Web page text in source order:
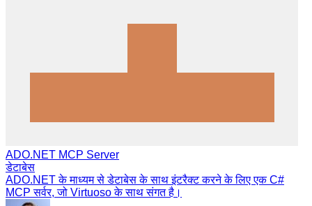
ADO.NET MCP Server
डेटाबेस
ADO.NET के माध्यम से डेटाबेस के साथ इंटरैक्ट करने के लिए एक C#
MCP सर्वर, जो Virtuoso के साथ संगत है।